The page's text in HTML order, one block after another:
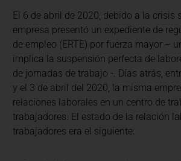
El 6 de abril de 2020, debido a la crisis
empresa presentó un expediente de
de empleo (ERTE) por fuerza mayor –
implica la suspensión perfecta de
de jornadas de trabajo -. Días atrás,
y el 3 de abril del 2020, la misma
relaciones laborales en un centro de
trabajadores. El estado de la relación
trabajadores era el siguiente: